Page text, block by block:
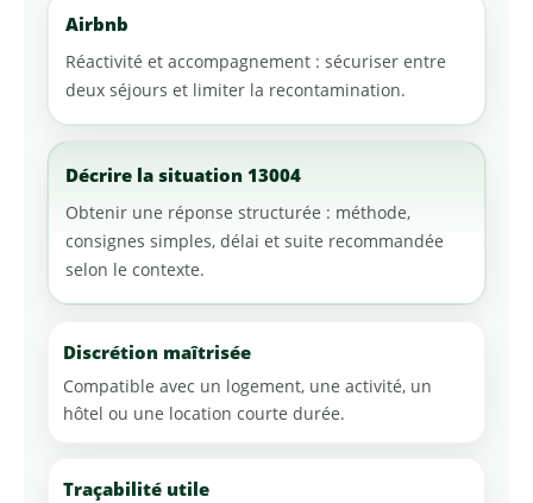
Airbnb
Réactivité et accompagnement : sécuriser entre
deux séjours et limiter la recontamination.
Décrire la situation 13004
Obtenir une réponse structurée : méthode,
consignes simples, délai et suite recommandée
selon le contexte.
Discrétion maîtrisée
Compatible avec un logement, une activité, un
hôtel ou une location courte durée.
Traçabilité utile